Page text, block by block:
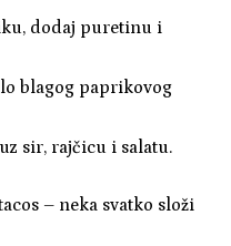
dodaj puretinu i
blagog paprikovog
sir, rajčicu i salatu.
– neka svatko složi